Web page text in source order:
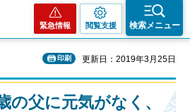
緊急情報 閲覧支援 検索メニュー
印刷 更新日：2019年3月25日
父に元気がなく、